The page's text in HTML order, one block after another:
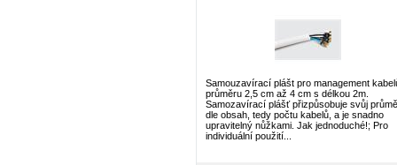
Samouzavírací plášt pro management
průměru 2,5 cm až 4 cm s délkou 2m.
Samozavírací plášť přizpůsobuje svůj
dle obsah, tedy počtu kabelů, a je snadno
upravitelný nůžkami. Jak jednoduché!; Pro
individuální použití...